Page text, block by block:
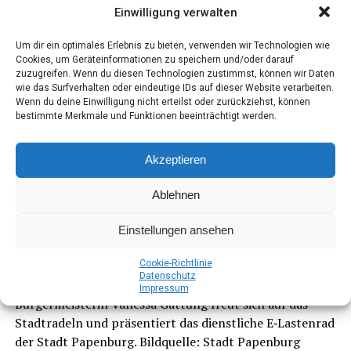
Einwilligung verwalten
Um dir ein optimales Erlebnis zu bieten, verwenden wir Technologien wie
Cookies, um Geräteinformationen zu speichern und/oder darauf
zuzugreifen. Wenn du diesen Technologien zustimmst, können wir Daten
wie das Surfverhalten oder eindeutige IDs auf dieser Website verarbeiten.
Wenn du deine Einwilligung nicht erteilst oder zurückziehst, können
bestimmte Merkmale und Funktionen beeinträchtigt werden.
Akzeptieren
Ablehnen
Einstellungen ansehen
Coo­kie-Richt­li­nie
Daten­schutz
Impres­sum
TEXT-VIDEO ZUM KALKHOFF ENDEAVOUR 7.B ADVANCE
KALKHOFF ENDEAVOUR 7.B ADVANCE
begeis­tert das Ems­land als
Maxi­ma­le Belast­bar­keit für gren­zen­lo­se
Mobilität
„Seit 1919 bau­en wir bei Kalk­hoff mit gro­ßer Lei­den­
schaft Räder mit hoher Zula­dungs­mög­lich­keit. So
Bür­ger­meis­te­rin Vanes­sa Gat­tung freut sich auf das
Stadt­ra­deln und prä­sen­tiert das dienst­li­che E‑Lastenrad
der Stadt Papen­burg. Bild­quel­le: Stadt Papenburg